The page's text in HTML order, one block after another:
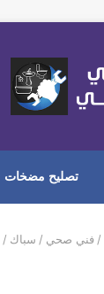
تصليح مضخات
/ فني صحي / سباك /